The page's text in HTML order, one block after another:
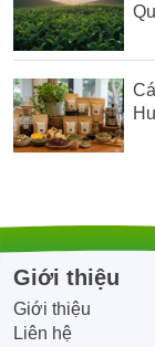
Giới thiệu
Giới thiệu
Liên hệ